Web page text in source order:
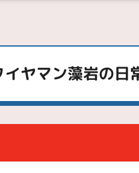
イヤマン藻岩の日